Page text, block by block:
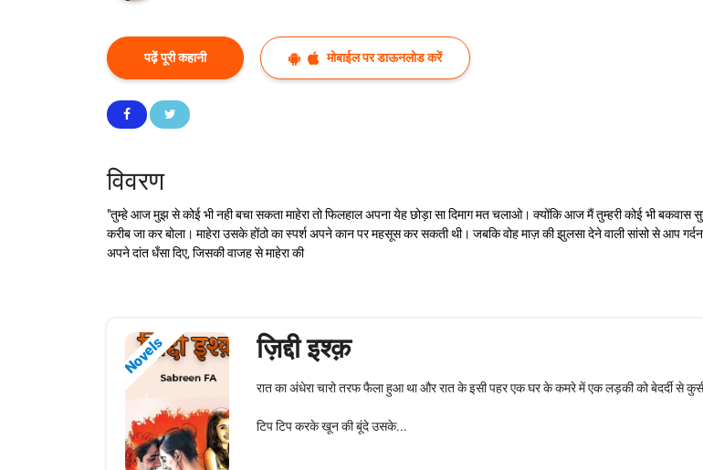
पढ़ें पूरी कहानी मोबाईल पर डाऊनलोड करें
विवरण
"तुम्हे आज मुझ से कोई भी नही बचा सकता माहेरा तो फिलहाल अपना येह छोड़ा सा दिमाग मत चलाओ। क्योंकि आज मैं तुम्हरी कोई भी
करीब जा कर बोला। माहेरा उसके होंठो का स्पर्श अपने कान पर महसूस कर सकती थी। जबकि वोह माज़ की झुलसा देने वाली सांसो से आप
अपने दांत धँसा दिए, जिसकी वाजह से माहेरा की
Novels ज़िद्दी इश्क़
रात का अंधेरा चारो तरफ फैला हुआ था और रात के इसी पहर एक घर के कमरे में एक लड़की को बेदर्दी से कुर्सी
टिप टिप करके खून की बूंदे उसके...